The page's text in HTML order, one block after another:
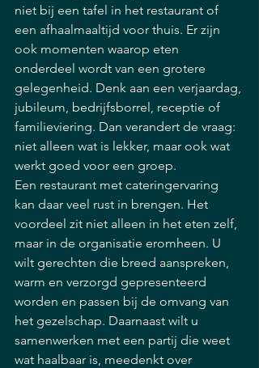
niet bij een tafel in het restaurant of
een afhaalmaaltijd voor thuis. Er zijn
ook momenten waarop eten
onderdeel wordt van een grotere
gelegenheid. Denk aan een verjaardag,
jubileum, bedrijfsborrel, receptie of
familieviering. Dan verandert de vraag:
niet alleen wat is lekker, maar ook wat
werkt goed voor een groep.
Een restaurant met cateringervaring
kan daar veel rust in brengen. Het
voordeel zit niet alleen in het eten zelf,
maar in de organisatie eromheen. U
wilt gerechten die breed aanspreken,
warm en verzorgd gepresenteerd
worden en passen bij de omvang van
het gezelschap. Daarnaast wilt u
samenwerken met een partij die weet
wat haalbaar is, meedenkt over